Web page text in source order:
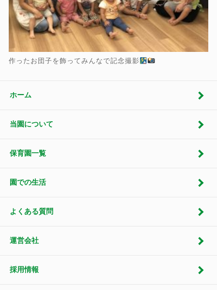
作ったお団子を飾ってみんなで記念撮影
ホーム
当園について
保育園一覧
園での生活
よくある質問
運営会社
採用情報